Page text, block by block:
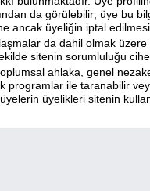
da görülebilir; üye bu
ancak üyeliğin iptal
da dahil olmak
sitenin sorumluluğu
ahlaka, genel
programlar ile taranabilir
üyelikleri sitenin